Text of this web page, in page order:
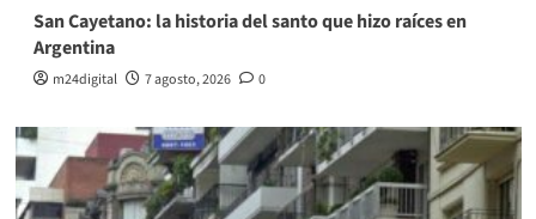
San Cayetano: la historia del santo que hizo raíces en
Argentina
m24digital 7 agosto, 2026 0